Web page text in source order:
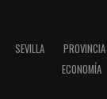
SEVILLA PROVINCIA
ECONOMÍA